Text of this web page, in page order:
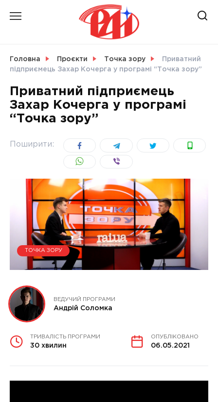
Головна Проєкти Точка зору
Приватний
підприємець Захар Кочерга у програмі “Точка зору”
Приватний підприємець
Захар Кочерга у програмі
“Точка зору”
Поширити:
ТОЧКА ЗОРУ
ВЕДУЧИЙ ПРОГРАМИ
Андрій Соломка
ТРИВАЛІСТЬ ПРОГРАМИ
30 хвилин
ОПУБЛІКОВАНО
06.05.2021